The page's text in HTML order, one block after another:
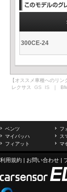
300CE-24
【オススメ車種へのリン
レクサス GS IS ｜
ベンツ フ
マイバッハ
ス
フィアット
マ
利用規約 | お問い合わせ |